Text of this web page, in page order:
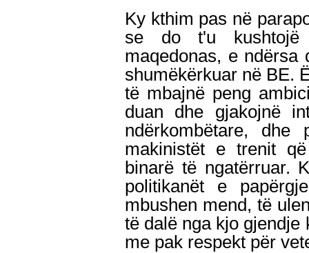
Ky kthim pas në
se do t'u kushtojë
maqedonas, e ndërsa
shumëkërkuar në BE.
të mbajnë peng
duan dhe gjakojnë
ndërkombëtare,
makinistët e trenit
binarë të ngatërruar.
politikanët e
mbushen mend, të
të dalë nga kjo gjendje
me pak respekt për